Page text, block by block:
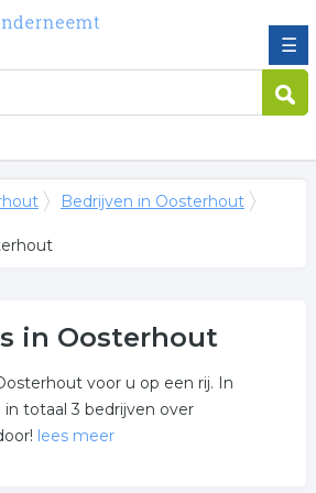
☰
Bedrijven in Oosterhout
in Oosterhout
voor u op een rij. In
totaal 3 bedrijven over
lees meer